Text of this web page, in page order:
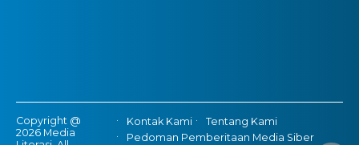
Copyright @
2026 Media
Kontak Kami
Tentang Kami
Pedoman Pemberitaan Media Siber